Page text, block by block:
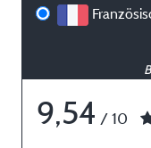
9,54 / 10